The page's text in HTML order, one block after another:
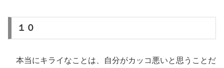
１０
本当にキライなことは、自分がカッコ悪いと思うことだ